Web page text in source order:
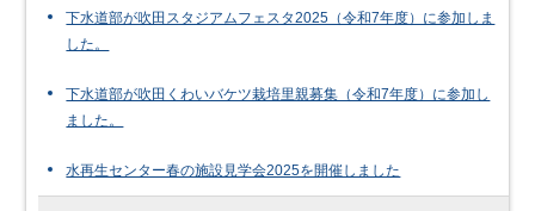
下水道部が吹田スタジアムフェスタ2025（令和7年度）に参加しま
した。
下水道部が吹田くわいバケツ栽培里親募集（令和7年度）に参加し
ました。
水再生センター春の施設見学会2025を開催しました